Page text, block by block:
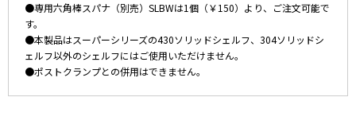
●専用六角棒スパナ（別売）SLBWは1個（￥150）より、ご注文可能で
す。
●本製品はスーパーシリーズの430ソリッドシェルフ、304ソリッドシ
ェルフ以外のシェルフにはご使用いただけません。
●ポストクランプとの併用はできません。